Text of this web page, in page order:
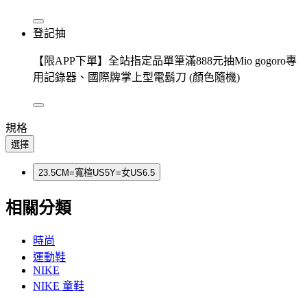
登記抽
【限APP下單】全站指定品單筆滿888元抽Mio gogoro專
用記錄器、國際牌掌上型電鬍刀 (顏色隨機)
規格
選擇
23.5CM=寬楦US5Y=女US6.5
相關分類
時尚
運動鞋
NIKE
NIKE 童鞋